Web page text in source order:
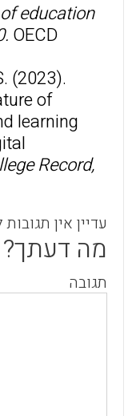
education
OECD
(2023).
of
learning
Record,
עדיין אין
מה דעתך?
תגובה